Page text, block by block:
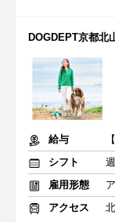
DOGDEPT京都北
給与
シフト
雇用形態
アクセス